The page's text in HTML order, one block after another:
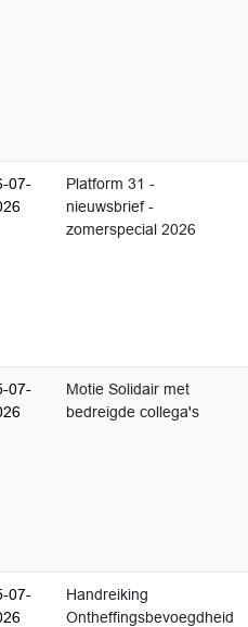
07-
Platform 31 -
nieuwsbrief -
zomerspecial 2026
07-
Motie Solidair met
bedreigde collega's
07-
Handreiking
Ontheffingsbevoegdheid